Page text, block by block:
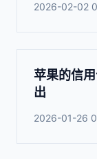
2026-02-02
苹果的信
出
2026-01-26